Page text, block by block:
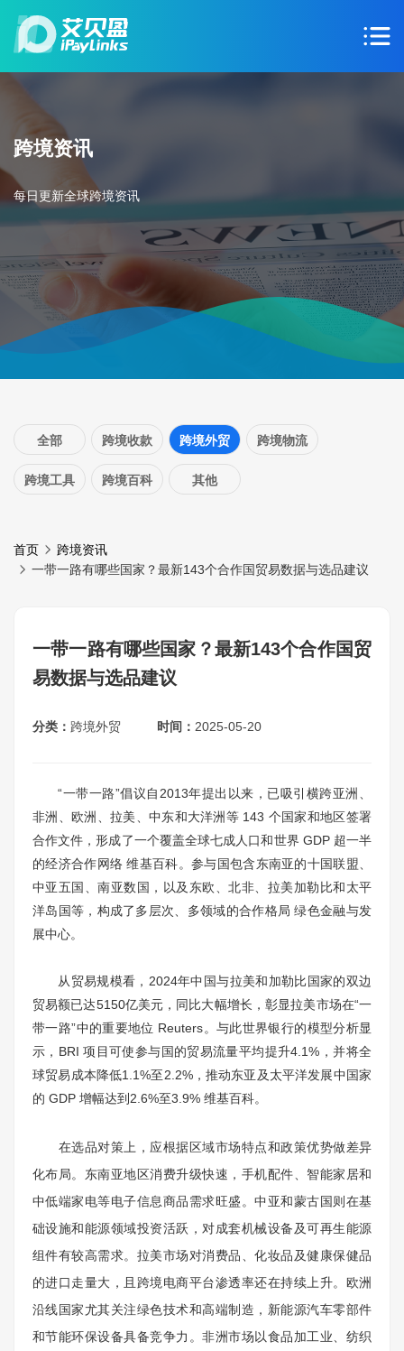
跨境资讯
每日更新全球跨境资讯
全部 跨境收款 跨境外贸 跨境物流
跨境工具 跨境百科 其他
首页
跨境资讯
一带一路有哪些国家？最新143个合作国贸易数据与选品建议
一带一路有哪些国家？最新143个合作国贸
易数据与选品建议
分类： 跨境外贸 时间： 2025-05-20
“一带一路”倡议自2013年提出以来，已吸引横跨亚洲、
非洲、欧洲、拉美、中东和大洋洲等 143 个国家和地区签署
合作文件，形成了一个覆盖全球七成人口和世界 GDP 超一半
的经济合作网络 维基百科。参与国包含东南亚的十国联盟、
中亚五国、南亚数国，以及东欧、北非、拉美加勒比和太平
洋岛国等，构成了多层次、多领域的合作格局 绿色金融与发
展中心。
从贸易规模看，2024年中国与拉美和加勒比国家的双边
贸易额已达5150亿美元，同比大幅增长，彰显拉美市场在“一
带一路”中的重要地位 Reuters。与此世界银行的模型分析显
示，BRI 项目可使参与国的贸易流量平均提升4.1%，并将全
球贸易成本降低1.1%至2.2%，推动东亚及太平洋发展中国家
的 GDP 增幅达到2.6%至3.9% 维基百科。
在选品对策上，应根据区域市场特点和政策优势做差异
化布局。东南亚地区消费升级快速，手机配件、智能家居和
中低端家电等电子信息商品需求旺盛。中亚和蒙古国则在基
础设施和能源领域投资活跃，对成套机械设备及可再生能源
组件有较高需求。拉美市场对消费品、化妆品及健康保健品
的进口走量大，且跨境电商平台渗透率还在持续上升。欧洲
沿线国家尤其关注绿色技术和高端制造，新能源汽车零部件
和节能环保设备具备竞争力。非洲市场以食品加工业、纺织